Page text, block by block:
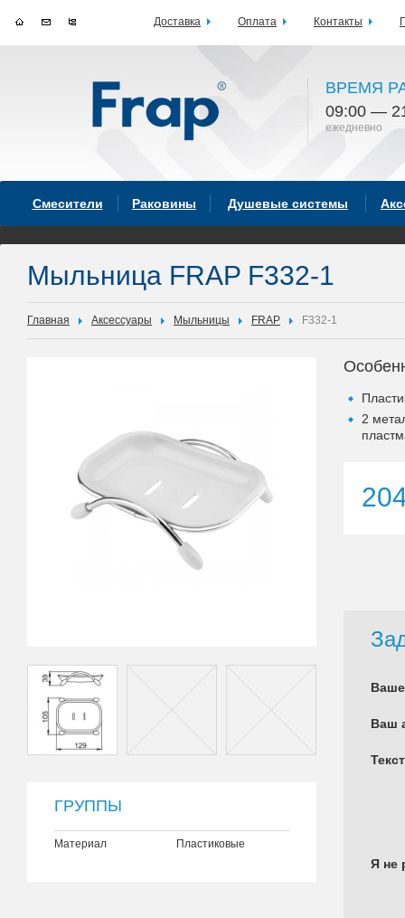
ВРЕМЯ
09:00 —
ежедневно
Смесители Раковины Душевые системы
Мыльница FRAP F332-1
Главная Аксессуары Мыльницы FRAP F332-1
ГРУППЫ
Материал Пластиковые
2
Ваш
Я не
Доставка Оплата Контакты